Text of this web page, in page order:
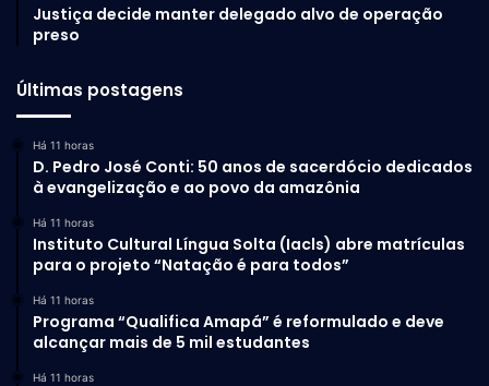
Justiça decide manter delegado alvo de operação
preso
Últimas postagens
Há 11 horas
D. Pedro José Conti: 50 anos de sacerdócio dedicados
à evangelização e ao povo da amazônia
Há 11 horas
Instituto Cultural Língua Solta (Iacls) abre matrículas
para o projeto “Natação é para todos”
Há 11 horas
Programa “Qualifica Amapá” é reformulado e deve
alcançar mais de 5 mil estudantes
Há 11 horas